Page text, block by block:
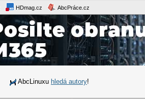
HDmag.cz AbcPráce.cz
AbcLinuxu hledá autory!